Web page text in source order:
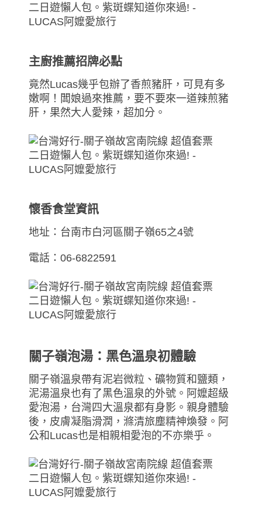
主廚推薦招牌必點
竟然Lucas幾乎包辦了香煎豬肝，可見有多
嫩啊！闆娘過來推薦，要不要來一道辣煎豬
肝，果然大人愛辣，超加分。
懷香食堂資訊
地址：台南市白河區關子嶺65之4號
電話：06-6822591
關子嶺泡湯：黑色溫泉初體驗
關子嶺溫泉帶有泥岩微粒、礦物質和鹽類，
泥湯溫泉也有了黑色溫泉的外號。阿嬤超級
愛泡湯，台灣四大溫泉都有身影。親身體驗
後，皮膚凝脂滑潤，滌清旅塵精神煥發。阿
公和Lucas也是相親相愛泡的不亦樂乎。